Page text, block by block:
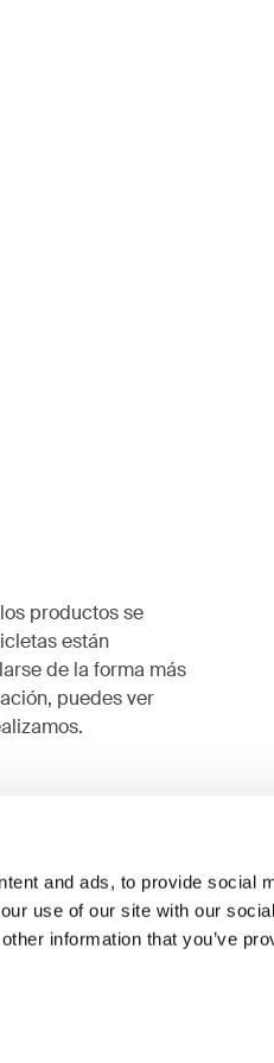
and ads, to provide social
use of our site with our
information that you’ve
productos se
están
de la forma más
puedes ver